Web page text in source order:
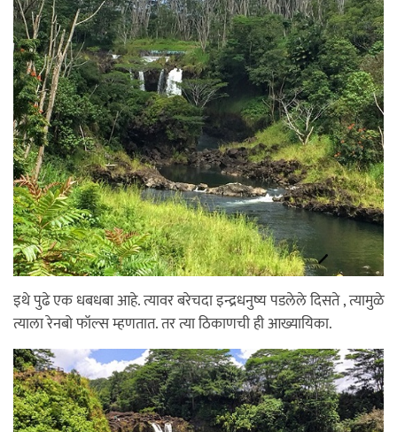
इथे पुढे एक धबधबा आहे. त्यावर बरेचदा इन्द्रधनुष्य पडलेले दिसते , त्यामुळे
त्याला रेनबो फॉल्स म्हणतात. तर त्या ठिकाणची ही आख्यायिका.